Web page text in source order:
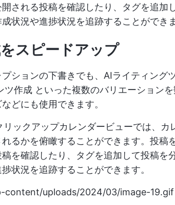
される投稿を確認したり、タグを追加
状況や進捗状況を追跡することができま
スピードアップ
ションの下書きでも、AIライティング
ツ作成 といった複数のバリエーション
どにも使用できます。
リックアップカレンダービューでは、カ
るかを俯瞰することができます。投稿
を確認したり、タグを追加して投稿を
状況を追跡することができます。
uploads/2024/03/image-19.gif